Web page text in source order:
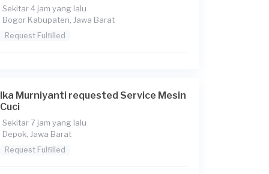
Sekitar 4 jam yang lalu
Bogor Kabupaten, Jawa Barat
Request Fulfilled
Ika Murniyanti requested Service Mesin
Cuci
Sekitar 7 jam yang lalu
Depok, Jawa Barat
Request Fulfilled